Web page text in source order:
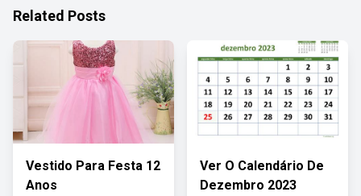
Related Posts
Vestido Para Festa 12
Anos
Ver O Calendário De
Dezembro 2023